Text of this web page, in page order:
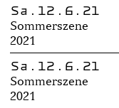
Sa.12.6.21
Sommerszene
2021
Sa.12.6.21
Sommerszene
2021